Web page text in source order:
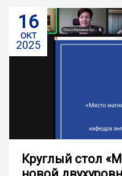
16
окт
2025
Круглый стол